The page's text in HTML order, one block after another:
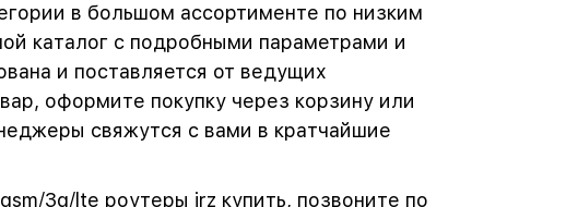
в большом ассортименте по низким
каталог с подробными параметрами и
и поставляется от ведущих
оформите покупку через корзину или
свяжутся с вами в кратчайшие
3g/lte роутеры irz купить, позвоните по